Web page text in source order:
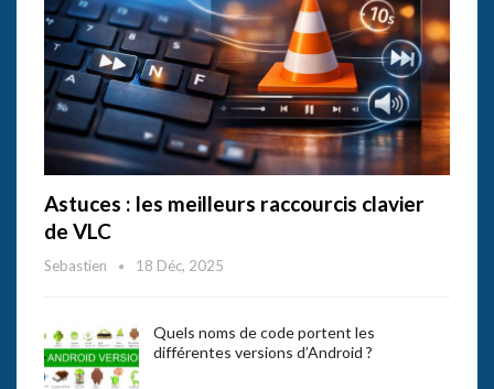
Astuces : les meilleurs raccourcis clavier
de VLC
Sebastien 18 Déc, 2025
Quels noms de code portent les
différentes versions d’Android ?